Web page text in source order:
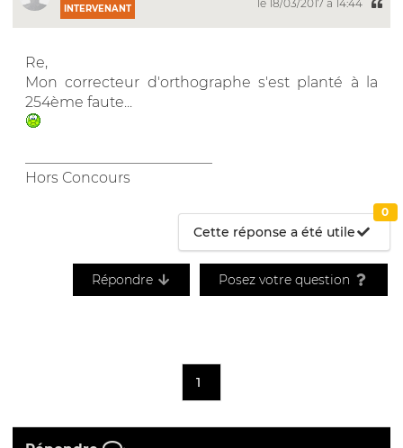
INTERVENANT le 18/03/2017 à 14:44
Re,
Mon correcteur d'orthographe s'est planté à la
254ème faute...
Hors Concours
Cette réponse a été utile
0
Répondre Posez votre question
1